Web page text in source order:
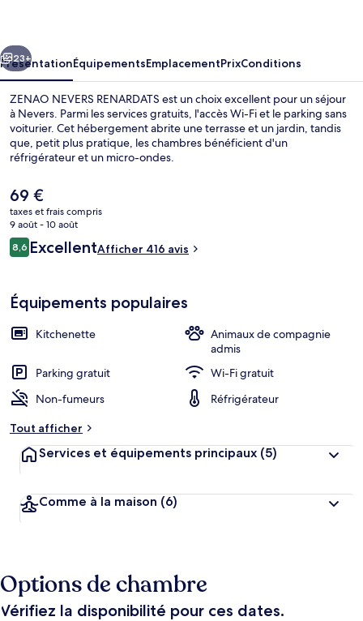
Suivant
23+
PrésentationÉquipementsEmplacementPrixConditions
ZENAO NEVERS RENARDATS est un choix excellent pour un séjour
à Nevers. Parmi les services gratuits, l'accès Wi-Fi et le parking sans
voiturier. Cet hébergement abrite une terrasse et un jardin, tandis
que, petit plus pratique, les chambres bénéficient d'un
réfrigérateur et un micro-ondes.
Le
prix
actuel
est
de
69 €
taxes et frais compris
9 août - 10 août
Avis
voyageurs
8,68,6 sur 10
ExcellentAfficher 416 avis
Équipements populaires
Kitchenette
Animaux de compagnie
admis
Parking gratuit
Wi-Fi gratuit
Non-fumeurs
Réfrigérateur
Tout afficher
Services et équipements principaux (5)
Comme à la maison (6)
Options de chambre
Vérifiez la disponibilité pour ces dates.